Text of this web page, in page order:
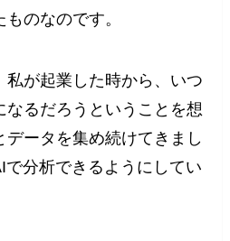
のなのです。
私が起業した時から、いつ
るだろうということを想
ータを集め続けてきまし
分析できるようにしてい